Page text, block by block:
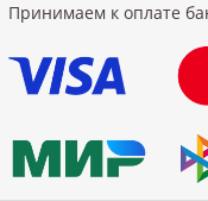
Принимаем к оплате